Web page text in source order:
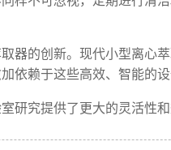
器的创新。现代小型离心
依赖于这些高效、智能的设
研究提供了更大的灵活性